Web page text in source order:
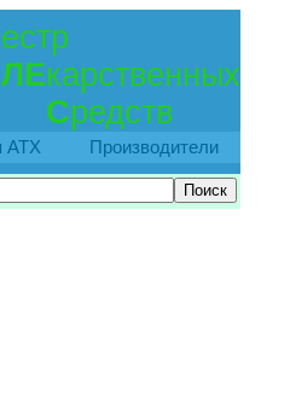
естр
ЛЕкарственных
Средств
АТХ Производители